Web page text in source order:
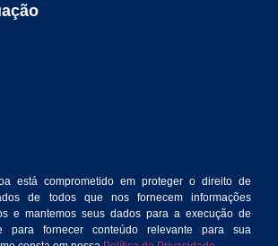
está comprometido em proteger o direito de
de todos que nos fornecem informações
e mantemos seus dados para a execução de
para fornecer conteúdo relevante para sua